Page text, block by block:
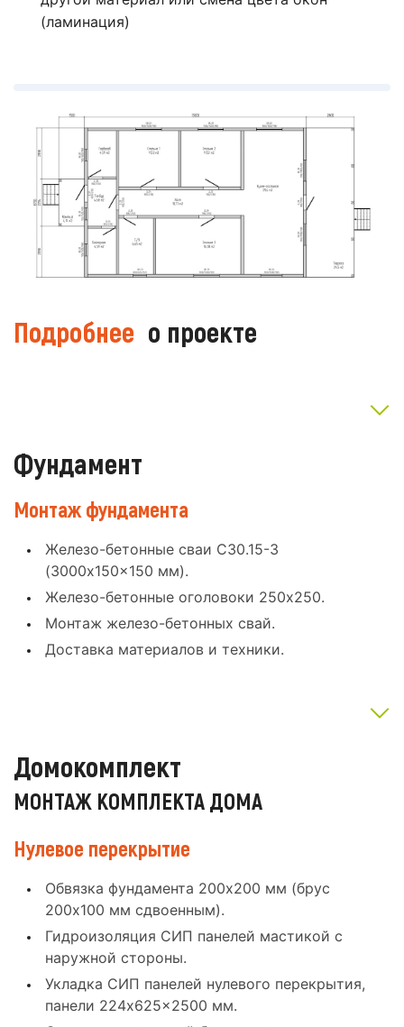
(ламинация)
Подробнее о проекте
Фундамент
Монтаж фундамента
Железо-бетонные сваи С30.15-3
(3000x150x150 мм).
Железо-бетонные оголовоки 250x250.
Монтаж железо-бетонных свай.
Доставка материалов и техники.
Домокомплект
МОНТАЖ КОМПЛЕКТА ДОМА
Нулевое перекрытие
Обвязка фундамента 200x200 мм (брус
200x100 мм сдвоенным).
Гидроизоляция СИП панелей мастикой с
наружной стороны.
Укладка СИП панелей нулевого перекрытия,
панели 224x625x2500 мм.